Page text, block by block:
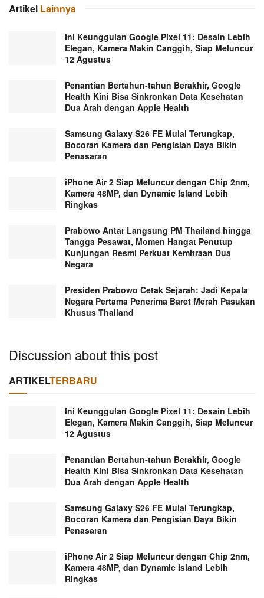
Artikel Lainnya
Ini Keunggulan Google Pixel 11: Desain Lebih
Elegan, Kamera Makin Canggih, Siap Meluncur
12 Agustus
Penantian Bertahun-tahun Berakhir, Google
Health Kini Bisa Sinkronkan Data Kesehatan
Dua Arah dengan Apple Health
Samsung Galaxy S26 FE Mulai Terungkap,
Bocoran Kamera dan Pengisian Daya Bikin
Penasaran
iPhone Air 2 Siap Meluncur dengan Chip 2nm,
Kamera 48MP, dan Dynamic Island Lebih
Ringkas
Prabowo Antar Langsung PM Thailand hingga
Tangga Pesawat, Momen Hangat Penutup
Kunjungan Resmi Perkuat Kemitraan Dua
Negara
Presiden Prabowo Cetak Sejarah: Jadi Kepala
Negara Pertama Penerima Baret Merah Pasukan
Khusus Thailand
Discussion about this post
ARTIKELTERBARU
Ini Keunggulan Google Pixel 11: Desain Lebih
Elegan, Kamera Makin Canggih, Siap Meluncur
12 Agustus
Penantian Bertahun-tahun Berakhir, Google
Health Kini Bisa Sinkronkan Data Kesehatan
Dua Arah dengan Apple Health
Samsung Galaxy S26 FE Mulai Terungkap,
Bocoran Kamera dan Pengisian Daya Bikin
Penasaran
iPhone Air 2 Siap Meluncur dengan Chip 2nm,
Kamera 48MP, dan Dynamic Island Lebih
Ringkas